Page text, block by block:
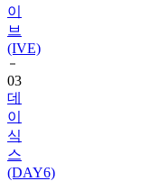
(IVE)
03
데
이
식
스
(DAY6)
04